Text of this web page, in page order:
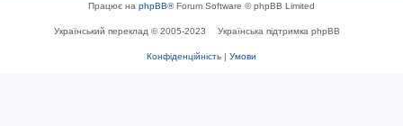
Працює на phpBB® Forum Software © phpBB Limited
Український переклад © 2005-2023 Українська підтримка phpBB
Конфіденційність | Умови